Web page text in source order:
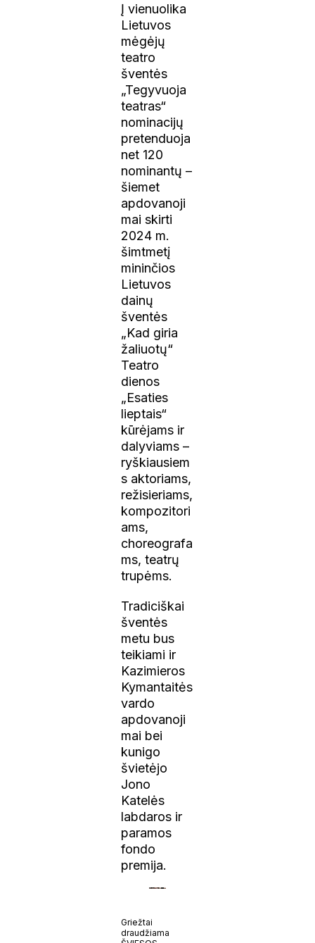
Į vienuolika
Lietuvos
mėgėjų
teatro
šventės
„Tegyvuoja
teatras“
nominacijų
pretenduoja
net 120
nominantų –
šiemet
apdovanoji
mai skirti
2024 m.
šimtmetį
mininčios
Lietuvos
dainų
šventės
„Kad giria
žaliuotų“
Teatro
dienos
„Esaties
lieptais“
kūrėjams ir
dalyviams –
ryškiausiem
s aktoriams,
režisieriams,
kompozitori
ams,
choreografa
ms, teatrų
trupėms.
Tradiciškai
šventės
metu bus
teikiami ir
Kazimieros
Kymantaitės
vardo
apdovanoji
mai bei
kunigo
švietėjo
Jono
Katelės
labdaros ir
paramos
fondo
premija.
Griežtai
draudžiama